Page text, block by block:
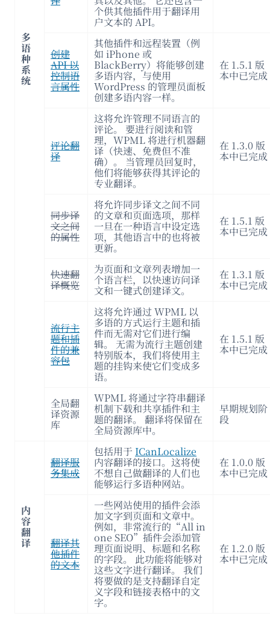
多
语
种
系
统
个供其他插件用于翻译用
户文本的 API。
创建
API 以
控制语
言属性
其他插件和远程装置（例
如 iPhone 或
BlackBerry）将能够创建
多语内容，与使用
WordPress 的管理员面板
创建多语内容一样。
在 1.5.1 版
本中已完成
评论翻
译
这将允许管理不同语言的
评论。 要进行阅读和管
理，WPML 将进行机器翻
译（快速、免费但不准
确）。 当管理员回复时，
他们将能够获得其评论的
专业翻译。
在 1.3.0 版
本中已完成
同步译
文之间
的属性
将允许同步译文之间不同
的文章和页面选项，那样
一旦在一种语言中设定选
项，其他语言中的也将被
更新。
在 1.5.1 版
本中已完成
快速翻
译概览
为页面和文章列表增加一
个语言栏，以快速访问译
文和一键式创建译文。
在 1.3.1 版
本中已完成
流行主
题和插
件的兼
容包
这将允许通过 WPML 以
多语的方式运行主题和插
件而无需对它们进行编
辑。 无需为流行主题创建
特别版本，我们将使用主
题的挂钩来使它们变成多
语。
在 1.5.1 版
本中已完成
全局翻
译资源
库
WPML 将通过字符串翻译
机制下载和共享插件和主
题的翻译。 翻译将保留在
全局资源库中。
早期规划阶
段
内
容
翻
译
翻译服
务集成
包括用于 ICanLocalize
内容翻译的接口。这将使
不想自己做翻译的人们也
能够运行多语种网站。
在 1.0.0 版
本中已完成
翻译其
他插件
的文本
一些网站使用的插件会添
加文字到页面和文章中。
例如，非常流行的“All in
one SEO”插件会添加管
理页面说明、标题和名称
的字段。 此功能将能够对
这些文字进行翻译。 我们
将要做的是支持翻译自定
义字段和链接表格中的文
字。
在 1.2.0 版
本中已完成